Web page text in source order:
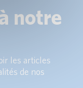
notre
les articles
de nos